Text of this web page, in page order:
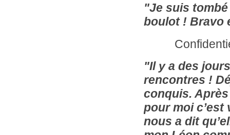
"Je suis
boulot ! Bravo
Confidentiel,
"Il y a des
rencontres !
conquis. Après
pour moi c’est
nous a dit